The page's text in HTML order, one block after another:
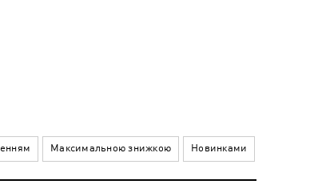
Максимальною знижкою Новинками